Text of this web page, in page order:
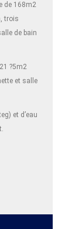
de 168m2
trois
de bain
?5m2
et salle
et d’eau